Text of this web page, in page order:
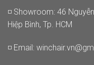
◽ Showroom: 46
Hiệp Bình, Tp. HCM
◽ Email: